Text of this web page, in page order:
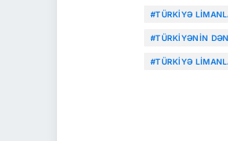
#TÜRKIYƏ
#TÜRKIYƏNIN
#TÜRKIYƏ